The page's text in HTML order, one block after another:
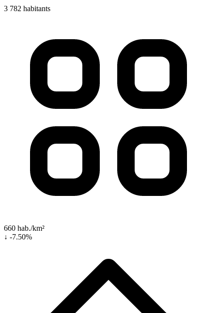
3 782 habitants
660 hab./km²
↓ -7.50%